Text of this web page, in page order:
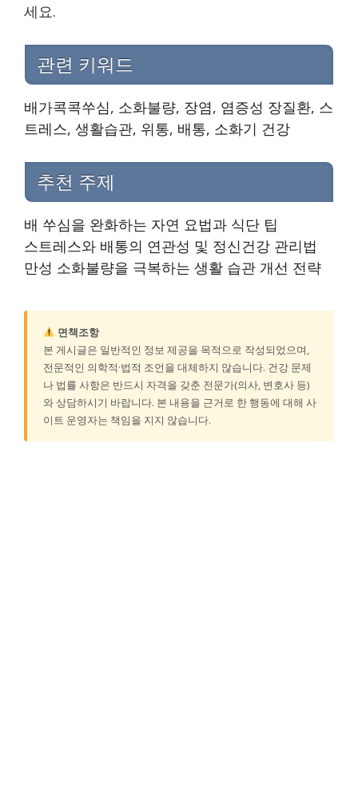
세요.
관련 키워드
배가콕콕쑤심, 소화불량, 장염, 염증성 장질환, 스
트레스, 생활습관, 위통, 배통, 소화기 건강
추천 주제
배 쑤심을 완화하는 자연 요법과 식단 팁
스트레스와 배통의 연관성 및 정신건강 관리법
만성 소화불량을 극복하는 생활 습관 개선 전략
면책조항
본 게시글은 일반적인 정보 제공을 목적으로 작성되었으며,
전문적인 의학적·법적 조언을 대체하지 않습니다. 건강 문제
나 법률 사항은 반드시 자격을 갖춘 전문가(의사, 변호사 등)
와 상담하시기 바랍니다. 본 내용을 근거로 한 행동에 대해 사
이트 운영자는 책임을 지지 않습니다.